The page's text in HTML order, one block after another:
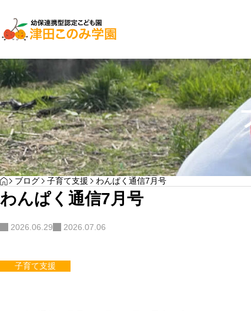
子育て支援
わんぱく通信7月号
YOGA
サンプルテキスト。サンプルテキスト。
HOME
ブログ 子育て支援 わんぱく通信7月号
わんぱく通信7月号
2026.06.29 2026.07.06
子育て支援